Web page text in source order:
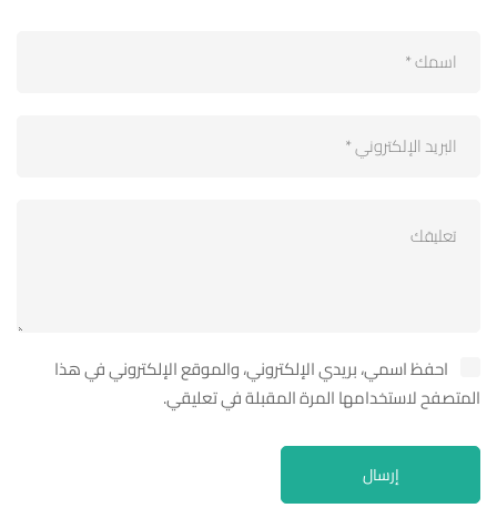
احفظ اسمي، بريدي الإلكتروني، والموقع الإلكتروني في هذا
المتصفح لاستخدامها المرة المقبلة في تعليقي.